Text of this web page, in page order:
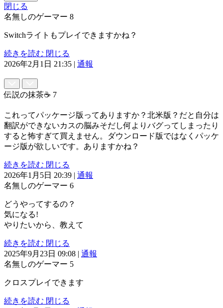
閉じる
名無しのゲーマー 8
Switchライトもプレイできますかね？
続きを読む 閉じる
2026年2月1日 21:35
通報
伝説の抹茶☕ 7
これってパッケージ版ってありますか？北米版？だと自分は
翻訳ができないカスの脳みそだし何よりバグってしまったり
すると怖すぎて買えません。ダウンロード版ではなくパッケ
ージ版が欲しいです。ありますかね？
続きを読む 閉じる
2026年1月5日 20:39
通報
名無しのゲーマー 6
どうやってするの？
気になる!
やりたいから、教えて
続きを読む 閉じる
2025年9月23日 09:08
通報
名無しのゲーマー 5
クロスプレイできます
続きを読む 閉じる